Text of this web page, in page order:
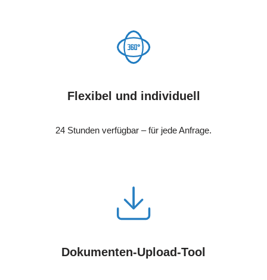
Flexibel und individuell
24 Stunden verfügbar – für jede Anfrage.
Dokumenten-Upload-Tool